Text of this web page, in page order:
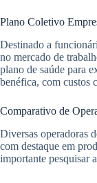
Plano Coletivo
Destinado a
no mercado de
plano de saúde para
benéfica, com custos
Comparativo de
Diversas operadoras
com destaque em
importante pesquisar